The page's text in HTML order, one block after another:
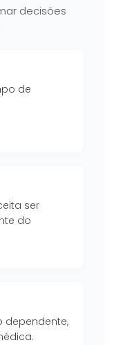
decisões
de
ser
do
dependente,